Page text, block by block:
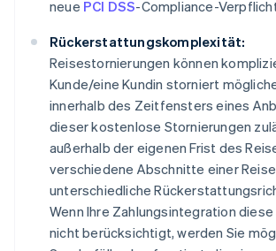
neue PCI DSS-Compliance-
Rückerstattungskomplexität:
Reisestornierungen können
Kunde/eine Kundin storniert
innerhalb des Zeitfensters eines
dieser kostenlose Stornierungen
außerhalb der eigenen Frist des
verschiedene Abschnitte einer
unterschiedliche
Wenn Ihre Zahlungsintegration
nicht berücksichtigt, werden Sie